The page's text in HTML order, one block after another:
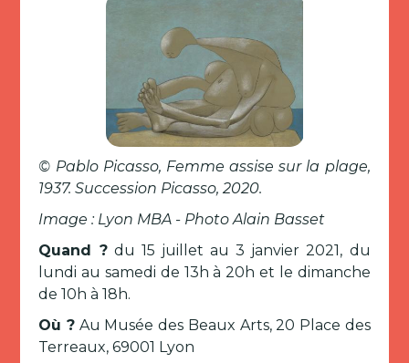
© Pablo Picasso, Femme assise sur la plage,
1937. Succession Picasso, 2020.
Image : Lyon MBA - Photo Alain Basset
Quand ?du 15 juillet au 3 janvier 2021, du
lundi au samedi de 13h à 20h et le dimanche
de 10h à 18h.
Où ? Au Musée des Beaux Arts, 20 Place des
Terreaux, 69001 Lyon